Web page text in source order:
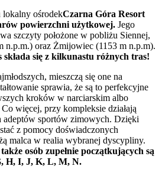
lokalny ośrodekCzarna Góra Resort
powierzchni użytkowej. Jego
szczyty położone w pobliżu Siennej,
n.p.m.) oraz Żmijowiec (1153 m n.p.m).
składa się z kilkunastu różnych tras!
mieszczą się one na
sprawia, że są to perfekcyjne
kroków w narciarskim albo
więcej, przy kompleksie działają
adeptów sportów zimowych. Dzięki
z pomocy doświadczonych
malca w realia wybranej dyscypliny.
osób zupełnie początkujących są
H, I, J, K, L, M, N.